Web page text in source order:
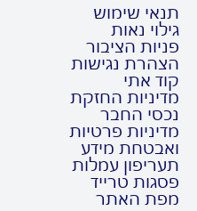
שימוש
נאות
הציבור
נגישות
אתי
החזקת
החבר
פרטיות
מידע
עמלות
טרייד
האתר